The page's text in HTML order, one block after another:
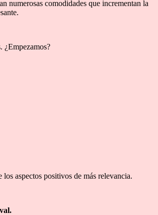
numerosas comodidades que incrementan la
¿Empezamos?
aspectos positivos de más relevancia.